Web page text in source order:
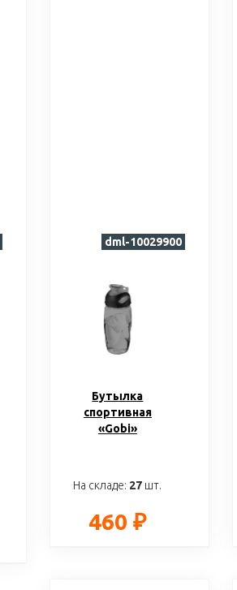
Бутылка
спортивная
«Gobi»
На складе: 27 шт.
460 ₽
dml-10029900